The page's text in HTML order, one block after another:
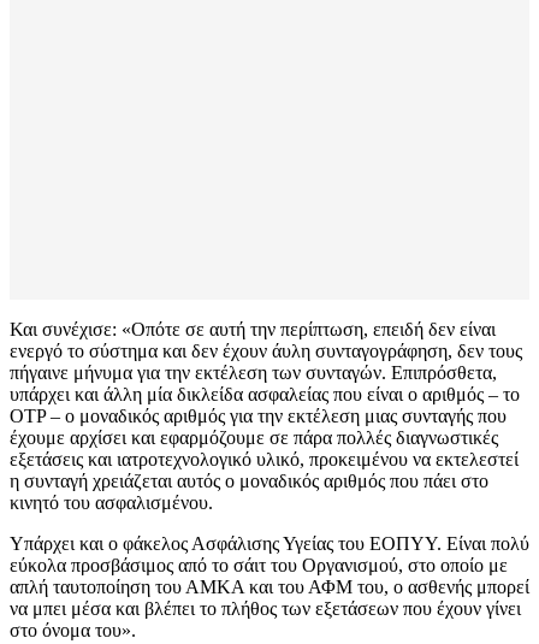
Και συνέχισε: «Οπότε σε αυτή την περίπτωση, επειδή δεν είναι
ενεργό το σύστημα και δεν έχουν άυλη συνταγογράφηση, δεν τους
πήγαινε μήνυμα για την εκτέλεση των συνταγών. Επιπρόσθετα,
υπάρχει και άλλη μία δικλείδα ασφαλείας που είναι ο αριθμός – το
OTP – ο μοναδικός αριθμός για την εκτέλεση μιας συνταγής που
έχουμε αρχίσει και εφαρμόζουμε σε πάρα πολλές διαγνωστικές
εξετάσεις και ιατροτεχνολογικό υλικό, προκειμένου να εκτελεστεί
η συνταγή χρειάζεται αυτός ο μοναδικός αριθμός που πάει στο
κινητό του ασφαλισμένου.
Υπάρχει και ο φάκελος Ασφάλισης Υγείας του ΕΟΠΥΥ. Είναι πολύ
εύκολα προσβάσιμος από το σάιτ του Οργανισμού, στο οποίο με
απλή ταυτοποίηση του ΑΜΚΑ και του ΑΦΜ του, ο ασθενής μπορεί
να μπει μέσα και βλέπει το πλήθος των εξετάσεων που έχουν γίνει
στο όνομα του».